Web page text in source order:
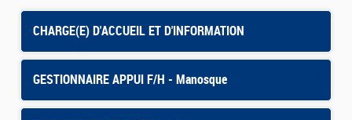
CHARGE(E) D'ACCUEIL ET D'INFORMATION
GESTIONNAIRE APPUI F/H - Manosque